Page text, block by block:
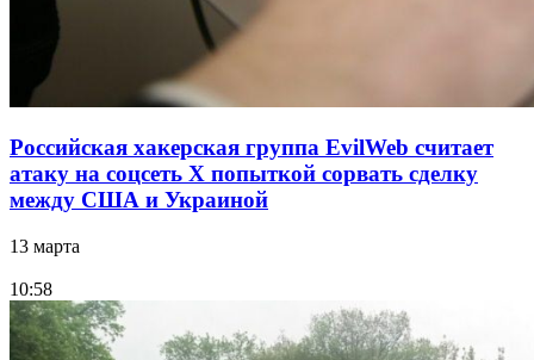
Российская хакерская группа EvilWeb считает
атаку на соцсеть Х попыткой сорвать сделку
между США и Украиной
13 марта
10:58